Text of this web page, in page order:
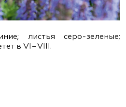
листья серо-зеленые;
в VІ–VІІІ.